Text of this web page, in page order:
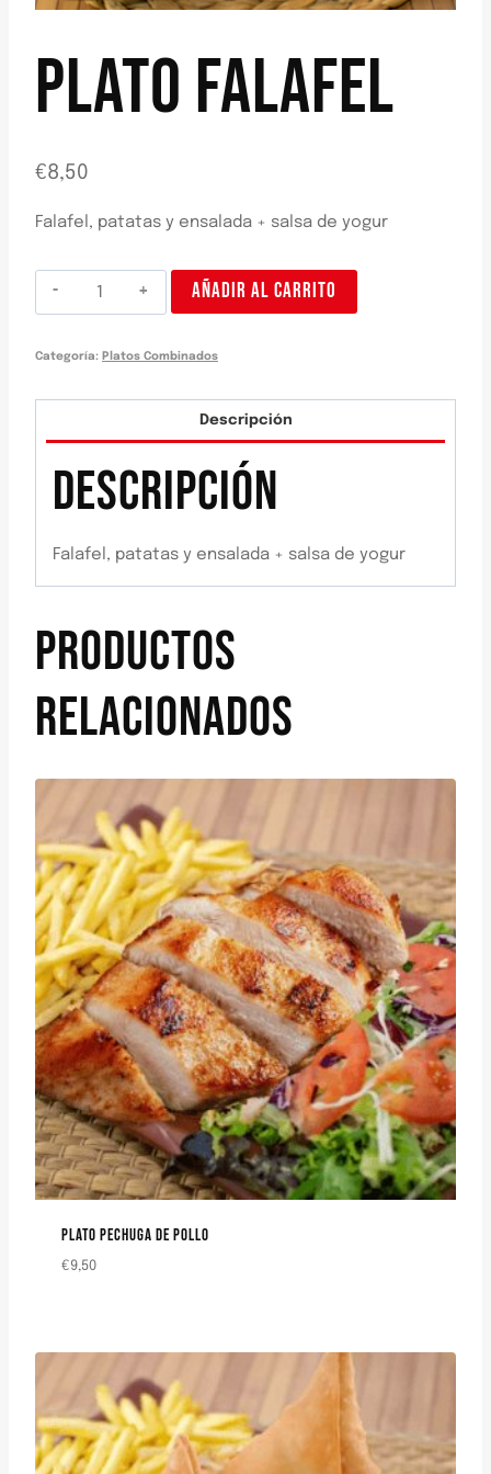
PLATO FALAFEL
€8,50
Falafel, patatas y ensalada + salsa de yogur
Plato
falafel
AÑADIR AL CARRITO
Categoría: Platos Combinados
Descripción
DESCRIPCIÓN
Falafel, patatas y ensalada + salsa de yogur
PRODUCTOS
RELACIONADOS
PLATO PECHUGA DE POLLO
€9,50